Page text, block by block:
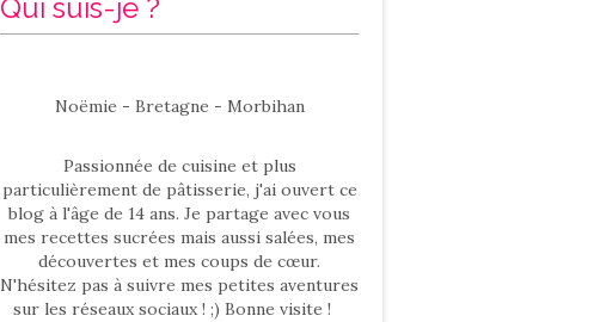
Qui suis-je ?
Noëmie - Bretagne - Morbihan
Passionnée de cuisine et plus
particulièrement de pâtisserie, j'ai ouvert ce
blog à l'âge de 14 ans. Je partage avec vous
mes recettes sucrées mais aussi salées, mes
découvertes et mes coups de cœur.
N'hésitez pas à suivre mes petites aventures
sur les réseaux sociaux ! ;) Bonne visite !